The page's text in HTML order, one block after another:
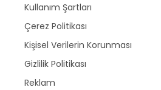
Kullanım Şartları
Çerez Politikası
Kişisel Verilerin Korunması
Gizlilik Politikası
Reklam